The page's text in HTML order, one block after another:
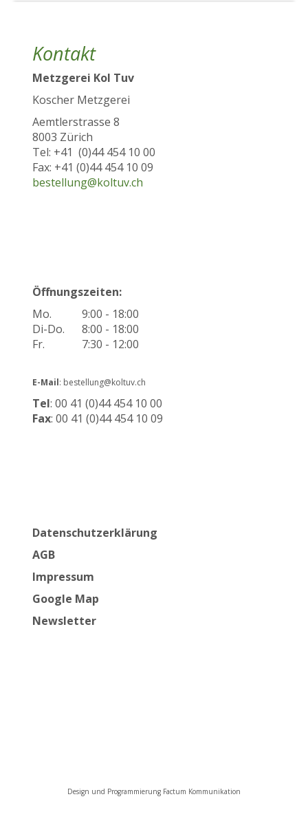
Kontakt
Metzgerei Kol Tuv
Koscher Metzgerei
Aemtlerstrasse 8
8003 Zürich
Tel: +41 (0)44 454 10 00
Fax: +41 (0)44 454 10 09
bestellung@koltuv.ch
Öffnungszeiten:
Mo.
9:00 - 18:00
Di-Do.
8:00 - 18:00
Fr.
7:30 - 12:00
E-Mail: bestellung@koltuv.ch
Tel: 00 41 (0)44 454 10 00
Fax: 00 41 (0)44 454 10 09
Datenschutzerklärung
AGB
Impressum
Google Map
Newsletter
Design und Programmierung Factum Kommunikation